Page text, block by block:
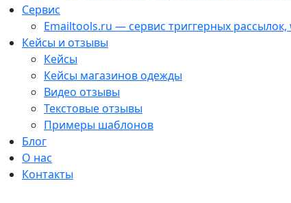
Сервис
Emailtools.ru — сервис триггерных
Кейсы и отзывы
Кейсы
Кейсы магазинов одежды
Видео отзывы
Текстовые отзывы
Примеры шаблонов
Блог
О нас
Контакты